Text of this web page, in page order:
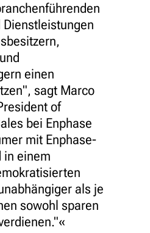
Dienstleistungen
einen
sagt Marco
of
bei Enphase
mit Enphase-
in einem
als je
sowohl sparen